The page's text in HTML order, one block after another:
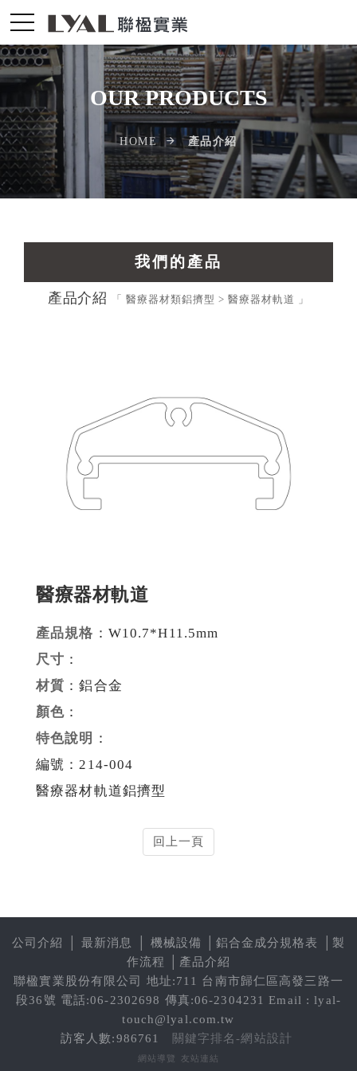
OUR PRODUCTS
HOME 產品介紹
我們的產品
交通運輸工業擠型
建構模組支架類
衛浴五金鋁擠型
機械設備部件擠型
產品介紹 「 醫療器材類鋁擠型 > 醫療器材軌道 」
醫療器材軌道
產品規格 ：W10.7*H11.5mm
尺寸 ：
材質 ：鋁合金
顏色 ：
特色說明
：
編號：214-004
醫療器材軌道鋁擠型
回上一頁
公司介紹 最新消息 機械設備 鋁合金成分規格表
製
作流程
產品介紹
聯楹實業股份有限公司 地址:711 台南市歸仁區高發三路一
段36號 電話:06-2302698 傳真:06-2304231 Email : lyal-
touch@lyal.com.tw
訪客人數:986761
關鍵字排名-網站設計
網站導覽 友站連結